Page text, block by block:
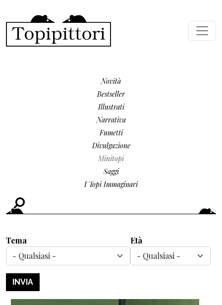
Novità
Bestseller
Illustrati
Narrativa
Fumetti
Divulgazione
Minitopi
Saggi
I Topi Immaginari
Tema Età
INVIA